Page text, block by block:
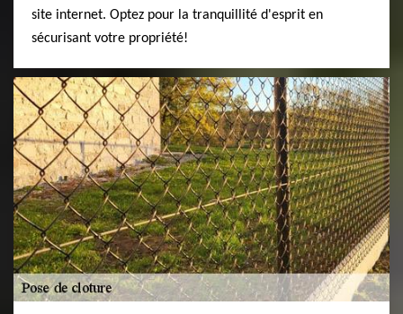
site internet. Optez pour la tranquillité d'esprit en
sécurisant votre propriété!